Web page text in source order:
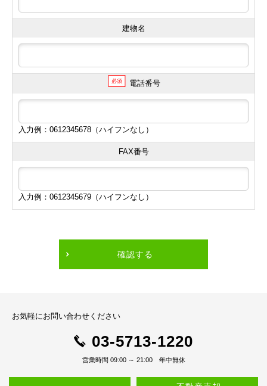
建物名
必須 電話番号
入力例：0612345678（ハイフンなし）
FAX番号
入力例：0612345679（ハイフンなし）
確認する
お気軽にお問い合わせください
03-5713-1220
営業時間 09:00 ～ 21:00 年中無休